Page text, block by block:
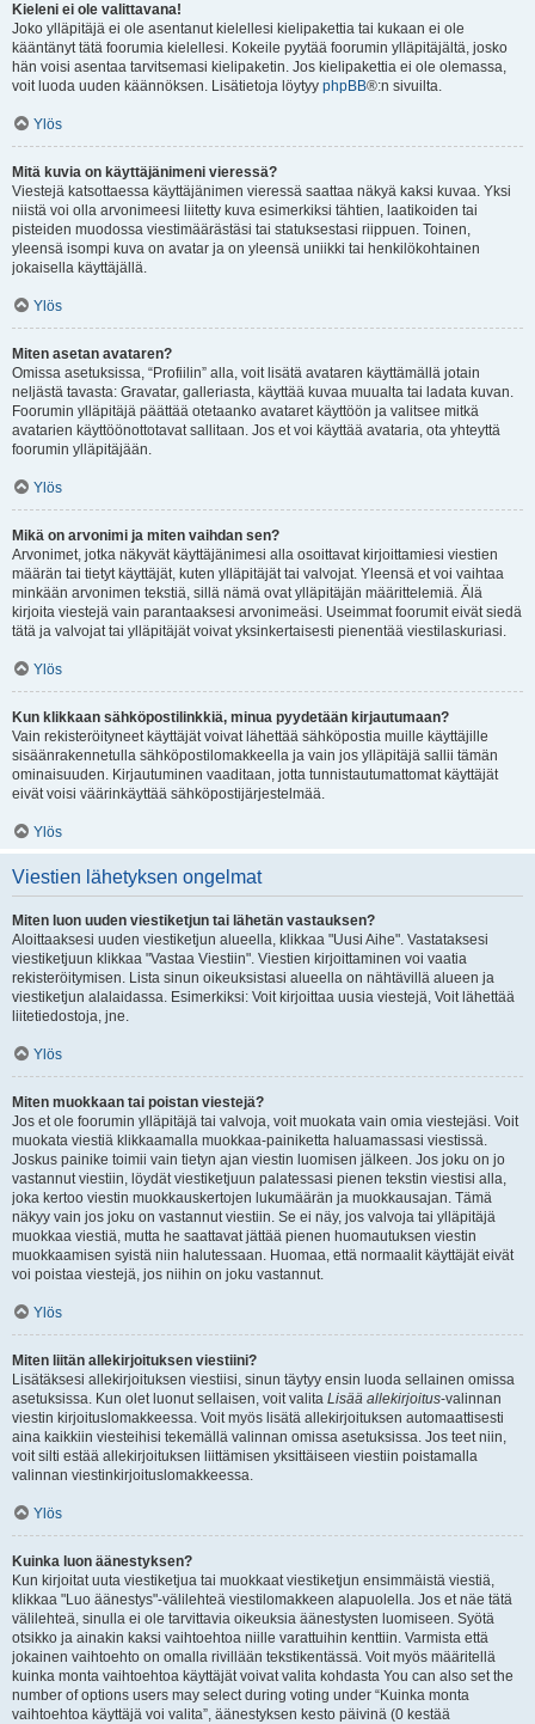
Kieleni ei ole valittavana!
Joko ylläpitäjä ei ole asentanut kielellesi kielipakettia tai kukaan ei ole
kääntänyt tätä foorumia kielellesi. Kokeile pyytää foorumin ylläpitäjältä, josko
hän voisi asentaa tarvitsemasi kielipaketin. Jos kielipakettia ei ole olemassa,
voit luoda uuden käännöksen. Lisätietoja löytyy phpBB®:n sivuilta.
Ylös
Mitä kuvia on käyttäjänimeni vieressä?
Viestejä katsottaessa käyttäjänimen vieressä saattaa näkyä kaksi kuvaa. Yksi
niistä voi olla arvonimeesi liitetty kuva esimerkiksi tähtien, laatikoiden tai
pisteiden muodossa viestimäärästäsi tai statuksestasi riippuen. Toinen,
yleensä isompi kuva on avatar ja on yleensä uniikki tai henkilökohtainen
jokaisella käyttäjällä.
Ylös
Miten asetan avataren?
Omissa asetuksissa, “Profiilin” alla, voit lisätä avataren käyttämällä jotain
neljästä tavasta: Gravatar, galleriasta, käyttää kuvaa muualta tai ladata kuvan.
Foorumin ylläpitäjä päättää otetaanko avataret käyttöön ja valitsee mitkä
avatarien käyttöönottotavat sallitaan. Jos et voi käyttää avataria, ota yhteyttä
foorumin ylläpitäjään.
Ylös
Mikä on arvonimi ja miten vaihdan sen?
Arvonimet, jotka näkyvät käyttäjänimesi alla osoittavat kirjoittamiesi viestien
määrän tai tietyt käyttäjät, kuten ylläpitäjät tai valvojat. Yleensä et voi vaihtaa
minkään arvonimen tekstiä, sillä nämä ovat ylläpitäjän määrittelemiä. Älä
kirjoita viestejä vain parantaaksesi arvonimeäsi. Useimmat foorumit eivät siedä
tätä ja valvojat tai ylläpitäjät voivat yksinkertaisesti pienentää viestilaskuriasi.
Ylös
Kun klikkaan sähköpostilinkkiä, minua pyydetään kirjautumaan?
Vain rekisteröityneet käyttäjät voivat lähettää sähköpostia muille käyttäjille
sisäänrakennetulla sähköpostilomakkeella ja vain jos ylläpitäjä sallii tämän
ominaisuuden. Kirjautuminen vaaditaan, jotta tunnistautumattomat käyttäjät
eivät voisi väärinkäyttää sähköpostijärjestelmää.
Ylös
Viestien lähetyksen ongelmat
Miten luon uuden viestiketjun tai lähetän vastauksen?
Aloittaaksesi uuden viestiketjun alueella, klikkaa "Uusi Aihe". Vastataksesi
viestiketjuun klikkaa "Vastaa Viestiin". Viestien kirjoittaminen voi vaatia
rekisteröitymisen. Lista sinun oikeuksistasi alueella on nähtävillä alueen ja
viestiketjun alalaidassa. Esimerkiksi: Voit kirjoittaa uusia viestejä, Voit lähettää
liitetiedostoja, jne.
Ylös
Miten muokkaan tai poistan viestejä?
Jos et ole foorumin ylläpitäjä tai valvoja, voit muokata vain omia viestejäsi. Voit
muokata viestiä klikkaamalla muokkaa-painiketta haluamassasi viestissä.
Joskus painike toimii vain tietyn ajan viestin luomisen jälkeen. Jos joku on jo
vastannut viestiin, löydät viestiketjuun palatessasi pienen tekstin viestisi alla,
joka kertoo viestin muokkauskertojen lukumäärän ja muokkausajan. Tämä
näkyy vain jos joku on vastannut viestiin. Se ei näy, jos valvoja tai ylläpitäjä
muokkaa viestiä, mutta he saattavat jättää pienen huomautuksen viestin
muokkaamisen syistä niin halutessaan. Huomaa, että normaalit käyttäjät eivät
voi poistaa viestejä, jos niihin on joku vastannut.
Ylös
Miten liitän allekirjoituksen viestiini?
Lisätäksesi allekirjoituksen viestiisi, sinun täytyy ensin luoda sellainen omissa
asetuksissa. Kun olet luonut sellaisen, voit valita Lisää allekirjoitus-valinnan
viestin kirjoituslomakkeessa. Voit myös lisätä allekirjoituksen automaattisesti
aina kaikkiin viesteihisi tekemällä valinnan omissa asetuksissa. Jos teet niin,
voit silti estää allekirjoituksen liittämisen yksittäiseen viestiin poistamalla
valinnan viestinkirjoituslomakkeessa.
Ylös
Kuinka luon äänestyksen?
Kun kirjoitat uuta viestiketjua tai muokkaat viestiketjun ensimmäistä viestiä,
klikkaa "Luo äänestys"-välilehteä viestilomakkeen alapuolella. Jos et näe tätä
välilehteä, sinulla ei ole tarvittavia oikeuksia äänestysten luomiseen. Syötä
otsikko ja ainakin kaksi vaihtoehtoa niille varattuihin kenttiin. Varmista että
jokainen vaihtoehto on omalla rivillään tekstikentässä. Voit myös määritellä
kuinka monta vaihtoehtoa käyttäjät voivat valita kohdasta You can also set the
number of options users may select during voting under “Kuinka monta
vaihtoehtoa käyttäjä voi valita”, äänestyksen kesto päivinä (0 kestää